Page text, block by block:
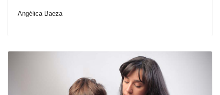
Angélica Baeza